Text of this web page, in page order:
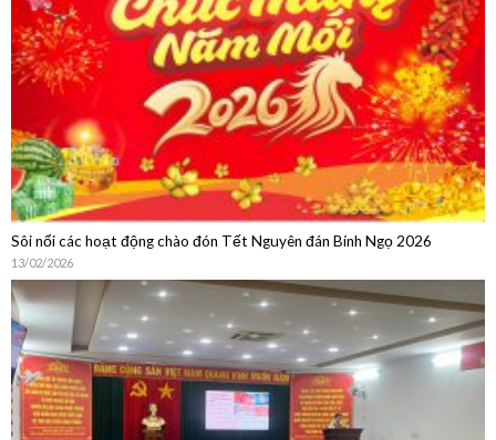
08/03/2026
Sôi nổi các hoạt động chào đón Tết Nguyên đán Bính Ngọ 2026
13/02/2026